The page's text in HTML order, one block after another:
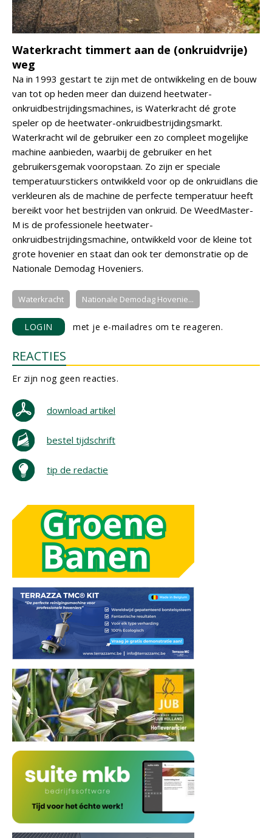
Waterkracht timmert aan de (onkruidvrije)
weg
Na in 1993 gestart te zijn met de ontwikkeling en de bouw
van tot op heden meer dan duizend heetwater-
onkruidbestrijdingsmachines, is Waterkracht dé grote
speler op de heetwater-onkruidbestrijdingsmarkt.
Waterkracht wil de gebruiker een zo compleet mogelijke
machine aanbieden, waarbij de gebruiker en het
gebruikersgemak vooropstaan. Zo zijn er speciale
temperatuurstickers ontwikkeld voor op de onkruidlans die
verkleuren als de machine de perfecte temperatuur heeft
bereikt voor het bestrijden van onkruid. De WeedMaster-
M is de professionele heetwater-
onkruidbestrijdingsmachine, ontwikkeld voor de kleine tot
grote hovenier en staat dan ook ter demonstratie op de
Nationale Demodag Hoveniers.
Waterkracht Nationale Demodag Hovenie...
LOGIN met je e-mailadres om te reageren.
REACTIES
Er zijn nog geen reacties.
download artikel
bestel tijdschrift
tip de redactie